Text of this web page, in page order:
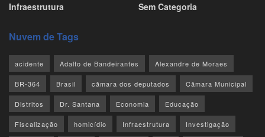
Infraestrutura
Sem Categoria
Nuvem de Tags
acidente Adalto de Bandeirantes Alexandre de Moraes
BR-364 Brasil câmara dos deputados Câmara Municipal
Distritos Dr. Santana Economia Educação
Fiscalização homicídio Infraestrutura Investigação